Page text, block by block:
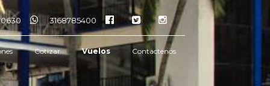
3168785400
Cotizar Vuelos Contactenos